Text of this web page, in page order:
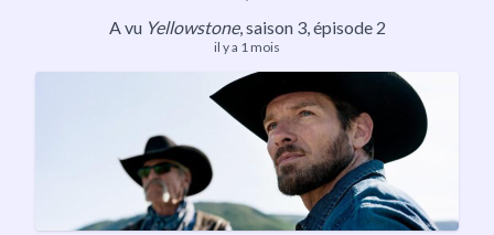
A vu Yellowstone,saison 3, épisode 2
il y a 1 mois